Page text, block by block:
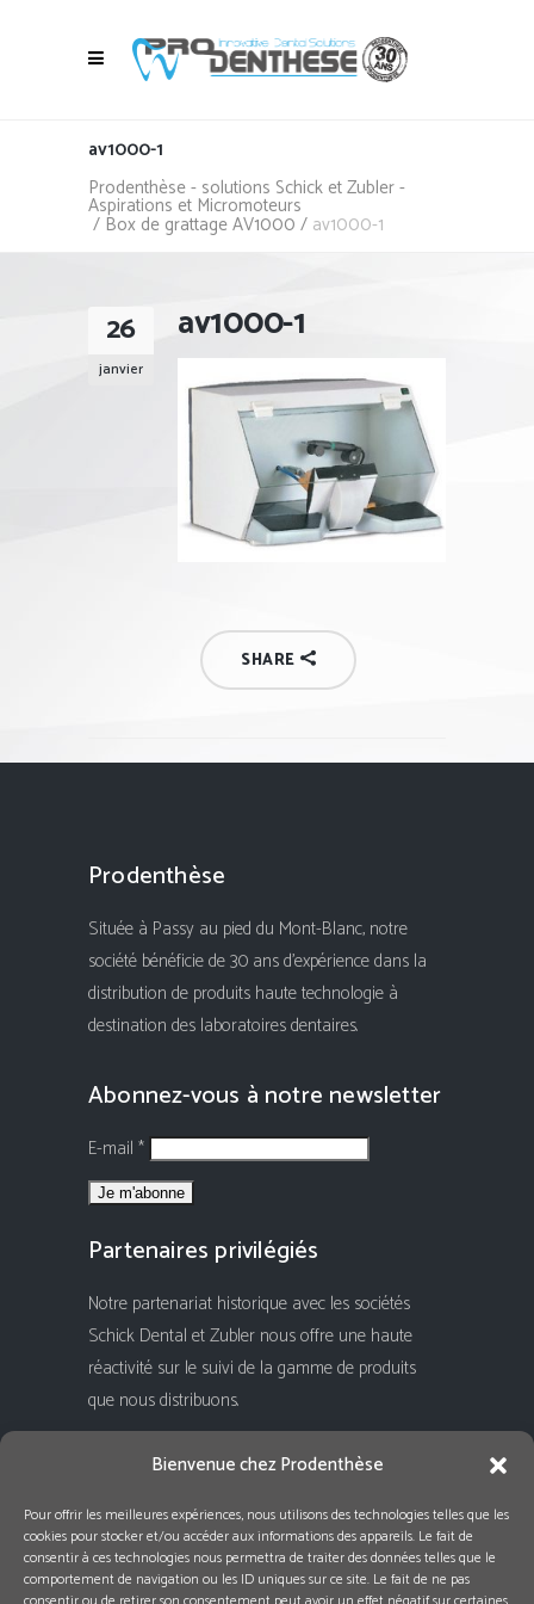
Bienvenue chez Prodenthèse
Pour offrir les meilleures expériences, nous utilisons des technologies telles que les
cookies pour stocker et/ou accéder aux informations des appareils. Le fait de
consentir à ces technologies nous permettra de traiter des données telles que le
comportement de navigation ou les ID uniques sur ce site. Le fait de ne pas
av1000-1
Prodenthèse - solutions Schick et Zubler -
Aspirations et Micromoteurs
/ Box de grattage AV1000 / av1000-1
26
janvier
av1000-1
SHARE
Prodenthèse
Située à Passy au pied du Mont-Blanc, notre
société bénéficie de 30 ans d'expérience dans la
distribution de produits haute technologie à
destination des laboratoires dentaires.
Abonnez-vous à notre newsletter
E-mail *
Partenaires privilégiés
Notre partenariat historique avec les sociétés
Schick Dental et Zubler nous offre une haute
réactivité sur le suivi de la gamme de produits
que nous distribuons.
Rejoignez-nous !